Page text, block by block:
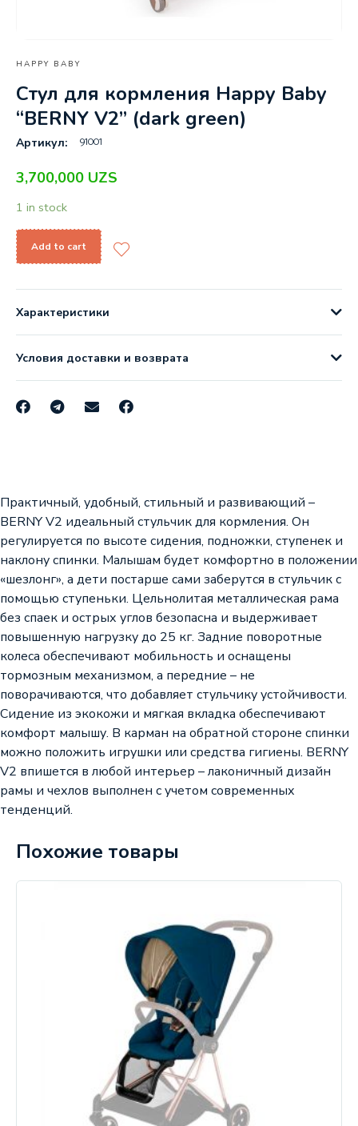
HAPPY BABY
Стул для кормления Happy Baby
“BERNY V2” (dark green)
Артикул: 91001
3,700,000 UZS
1 in stock
Add to cart
Характеристики
Условия доставки и возврата
Практичный, удобный, стильный и развивающий –
BERNY V2 идеальный стульчик для кормления. Он
регулируется по высоте сидения, подножки, ступенек и
наклону спинки. Малышам будет комфортно в положении
«шезлонг», а дети постарше сами заберутся в стульчик с
помощью ступеньки. Цельнолитая металлическая рама
без спаек и острых углов безопасна и выдерживает
повышенную нагрузку до 25 кг. Задние поворотные
колеса обеспечивают мобильность и оснащены
тормозным механизмом, а передние – не
поворачиваются, что добавляет стульчику устойчивости.
Сидение из экокожи и мягкая вкладка обеспечивают
комфорт малышу. В карман на обратной стороне спинки
можно положить игрушки или средства гигиены. BERNY
V2 впишется в любой интерьер – лаконичный дизайн
рамы и чехлов выполнен с учетом современных
тенденций.
Похожие товары